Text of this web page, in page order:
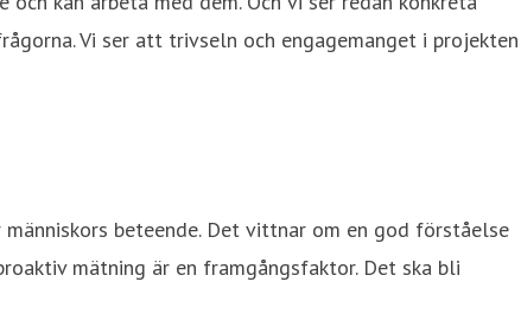
Vi ser att trivseln och engagemanget i projekten
beteende. Det vittnar om en god förståelse
mätning är en framgångsfaktor. Det ska bli